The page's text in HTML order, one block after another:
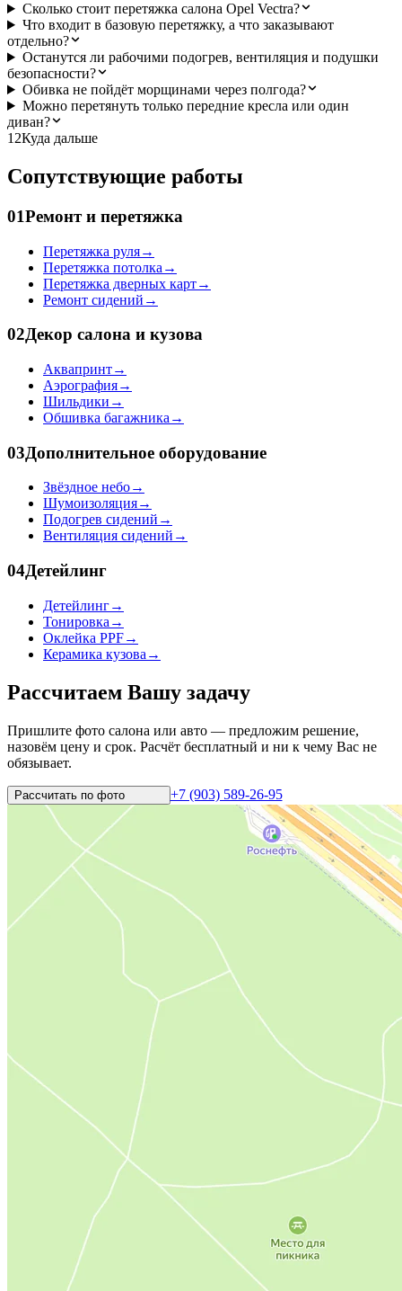
Сколько стоит перетяжка салона Opel Vectra?
Что входит в базовую перетяжку, а что заказывают
отдельно?
Останутся ли рабочими подогрев, вентиляция и подушки
безопасности?
Обивка не пойдёт морщинами через полгода?
Можно перетянуть только передние кресла или один
диван?
12Куда дальше
Сопутствующие работы
01Ремонт и перетяжка
Перетяжка руля→
Перетяжка потолка →
Перетяжка дверных карт→
Ремонт сидений →
02Декор салона и кузова
Аквапринт→
Аэрография→
Шильдики →
Обшивка багажника →
03Дополнительное оборудование
Звёздное небо→
Шумоизоляция→
Подогрев сидений →
Вентиляция сидений →
04Детейлинг
Детейлинг→
Тонировка →
Оклейка PPF→
Керамика кузова →
Рассчитаем Вашу задачу
Пришлите фото салона или авто — предложим решение,
назовём цену и срок. Расчёт бесплатный и ни к чему Вас не
обязывает.
Рассчитать по фото +7 (903) 589-26-95